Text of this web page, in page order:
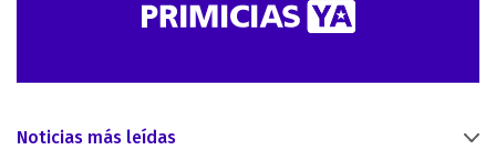
Noticias más leídas